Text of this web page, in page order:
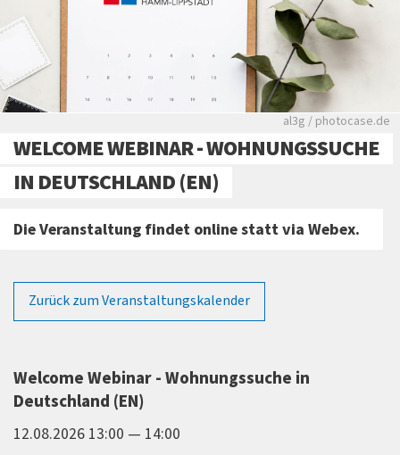
Rote leere
al3g / photocase.de
WELCOME WEBINAR - WOHNUNGSSUCHE
IN DEUTSCHLAND (EN)
Die Veranstaltung findet online statt via Webex.
Zurück zum Veranstaltungskalender
Welcome Webinar - Wohnungssuche in
Deutschland (EN)
12.08.2026 13:00 — 14:00